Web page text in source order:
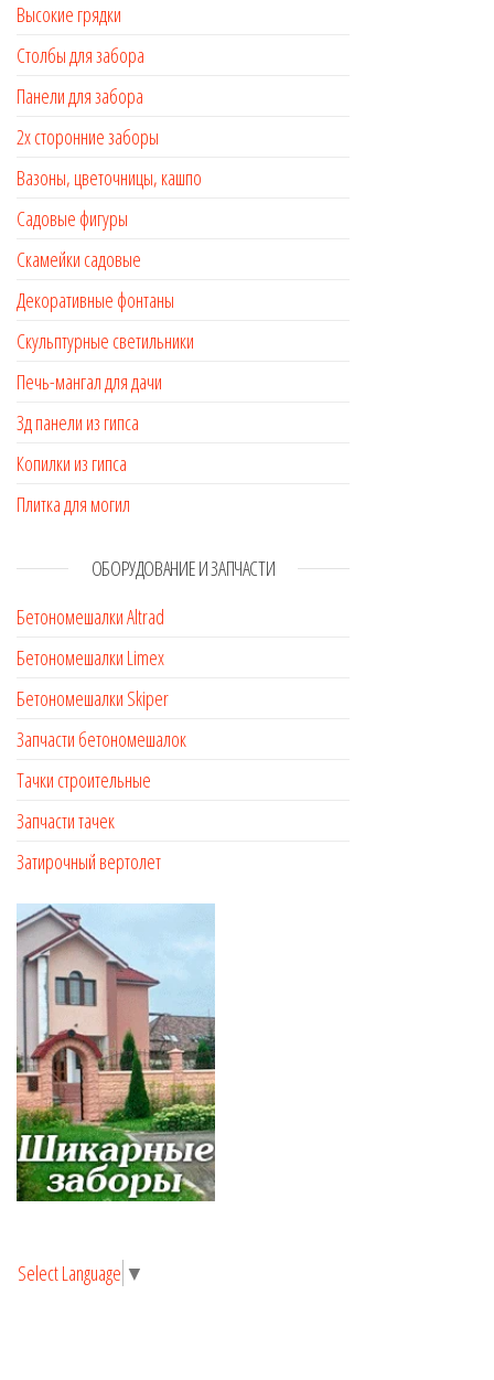
Высокие грядки
Столбы для забора
Панели для забора
2х сторонние заборы
Вазоны, цветочницы, кашпо
Садовые фигуры
Скамейки садовые
Декоративные фонтаны
Скульптурные светильники
Печь-мангал для дачи
3д панели из гипса
Копилки из гипса
Плитка для могил
ОБОРУДОВАНИЕ И ЗАПЧАСТИ
Бетономешалки Altrad
Бетономешалки Limex
Бетономешалки Skiper
Запчасти бетономешалок
Тачки строительные
Запчасти тачек
Затирочный вертолет
Select Language ▼